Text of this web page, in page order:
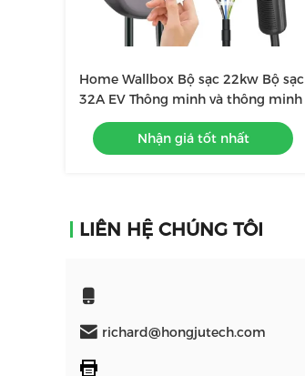
Home Wallbox Bộ sạc 22kw Bộ sạc
32A EV Thông minh và thông minh
Nhận giá tốt nhất
LIÊN HỆ CHÚNG TÔI
richard@hongjutech.com